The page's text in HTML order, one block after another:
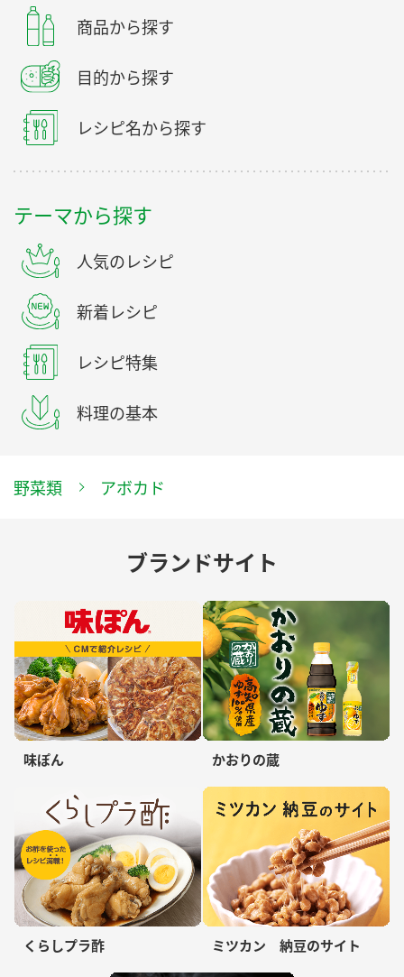
商品から探す
目的から探す
レシピ名から探す
テーマから探す
人気のレシピ
新着レシピ
レシピ特集
料理の基本
野菜類 アボカド
ブランドサイト
味ぽん かおりの蔵
くらしプラ酢 ミツカン 納豆のサイト